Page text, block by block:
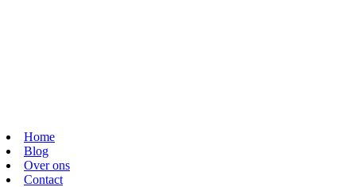
Home
Blog
Over ons
Contact